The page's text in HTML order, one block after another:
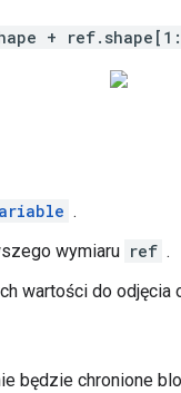
+
.
wymiaru ref .
wartości do odjęcia
będzie chronione